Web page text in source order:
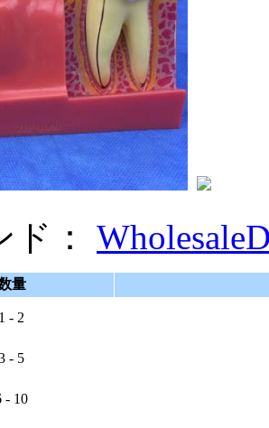
：
量
1 - 2
- 5
- 10